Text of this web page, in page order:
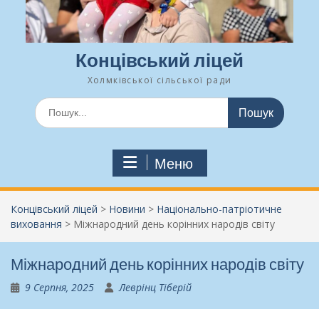
Концівський ліцей
Холмківської сільської ради
Шукати:
Меню
Концівський ліцей > Новини > Національно-патріотичне
виховання > Міжнародний день корінних народів світу
Міжнародний день корінних народів світу
9 Серпня, 2025 Леврінц Тіберій